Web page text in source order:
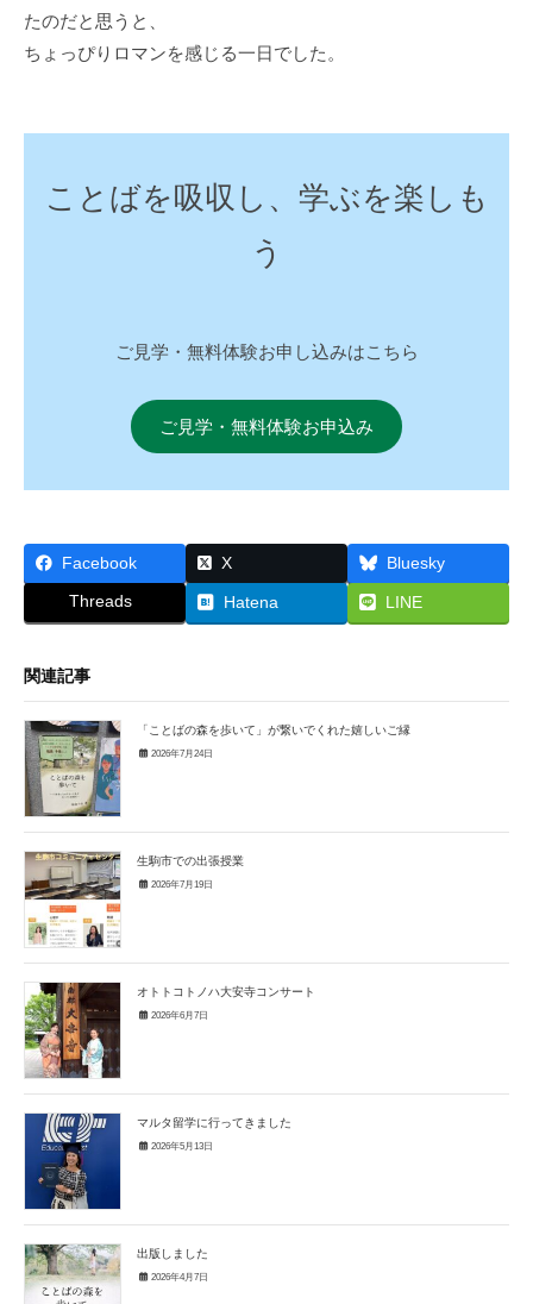
たのだと思うと、
ちょっぴりロマンを感じる一日でした。
ことばを吸収し、学ぶを楽しも
う
ご見学・無料体験お申し込みはこちら
ご見学・無料体験お申込み
Facebook X Bluesky
Threads Hatena LINE
関連記事
「ことばの森を歩いて」が繋いでくれた嬉しいご縁
2026年7月24日
生駒市での出張授業
2026年7月19日
オトトコトノハ大安寺コンサート
2026年6月7日
マルタ留学に行ってきました
2026年5月13日
出版しました
2026年4月7日